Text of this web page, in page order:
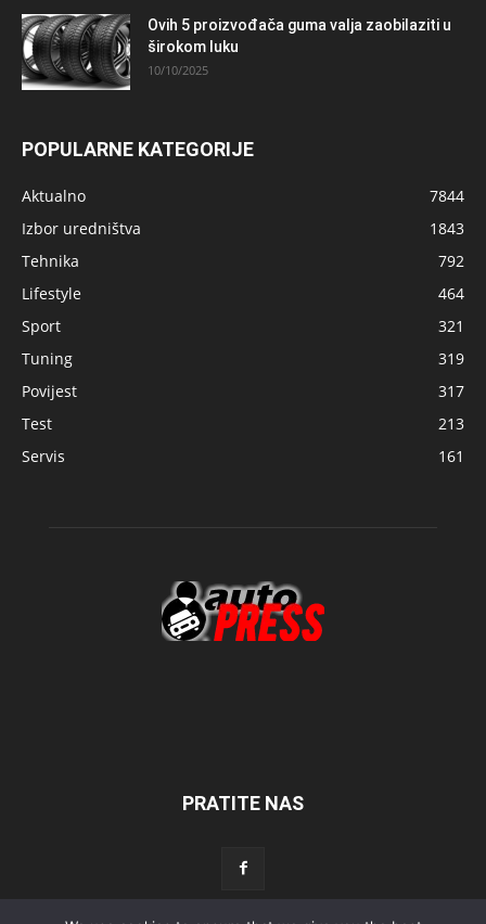
Ovih 5 proizvođača guma valja zaobilaziti u
širokom luku
10/10/2025
POPULARNE KATEGORIJE
Aktualno
7844
Izbor uredništva
1843
Tehnika
792
Lifestyle
464
Sport
321
Tuning
319
Povijest
317
Test
213
Servis
161
PRATITE NAS